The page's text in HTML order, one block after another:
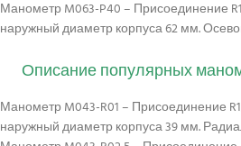
Манометр M063-P40 – Присоединение
наружный диаметр корпуса 62 мм.
Описание популярных
Манометр M043-R01 – Присоединение
наружный диаметр корпуса 39 мм.